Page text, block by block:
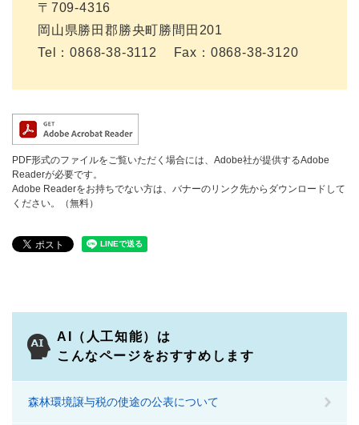
〒709-4316
岡山県勝田郡勝央町勝間田201
Tel：0868-38-3112
Fax：0868-38-3120
PDF形式のファイルをご覧いただく場合には、Adobe社が提供するAdobe
Readerが必要です。
Adobe Readerをお持ちでない方は、バナーのリンク先からダウンロードして
ください。（無料）
AI（人工知能）は
こんなページをおすすめします
森林環境譲与税の使途の公表について